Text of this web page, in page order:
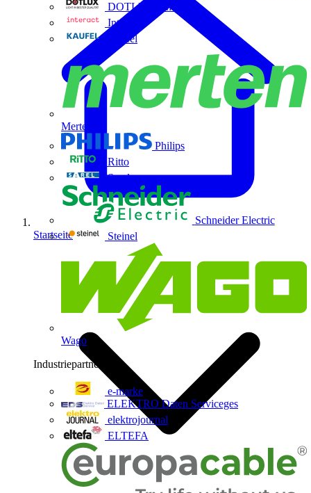
DOTLUX GmbH
Interact
Kaufel
Merten
Philips
Ritto
Sarel
Schneider Electric
Steinel
Wago
Industriepartner
e-marke
ELEKTRO Daten Serviceges
elektrojournal
ELTEFA
Startseite